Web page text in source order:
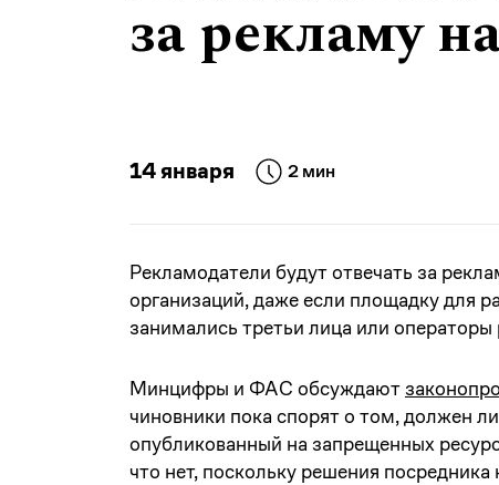
за рекламу
14 января 2 мин
Рекламодатели будут отвечать за
организаций, даже если площадку для
занимались третьи лица или
Минцифры и ФАС обсуждают
чиновники пока спорят о том, должен
опубликованный на запрещенных
что нет, поскольку решения